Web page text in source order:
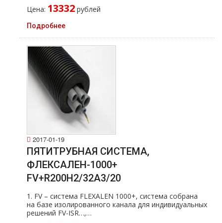
Цена: 13332 рублей
Подробнее
2017-01-19
ПЯТИТРУБНАЯ СИСТЕМА,
ФЛЕКСАЛЕН-1000+
FV+R200H2/32A3/20
1. FV – система FLEXALEN 1000+, система собрана
на базе изолированного канала для индивидуальных
решений FV-ISR…,…